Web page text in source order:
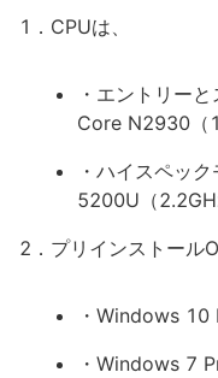
1．CPUは、
・エントリー
Core N2930（
・ハイスペッ
5200U（
2．プリインストール
・Windows
・Windows 7